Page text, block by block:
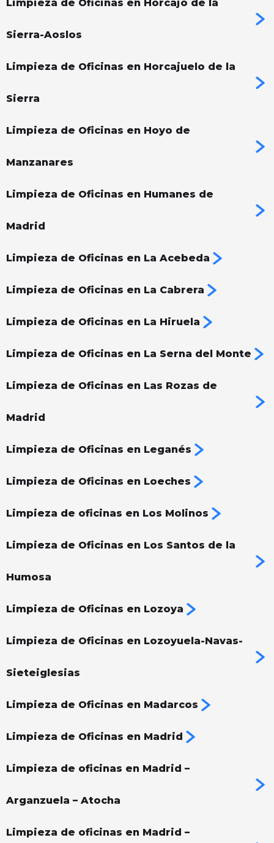
Limpieza de Oficinas en Horcajo de la
Sierra-Aoslos
Limpieza de Oficinas en Horcajuelo de la
Sierra
Limpieza de Oficinas en Hoyo de
Manzanares
Limpieza de Oficinas en Humanes de
Madrid
Limpieza de Oficinas en La Acebeda
Limpieza de Oficinas en La Cabrera
Limpieza de Oficinas en La Hiruela
Limpieza de Oficinas en La Serna del Monte
Limpieza de Oficinas en Las Rozas de
Madrid
Limpieza de Oficinas en Leganés
Limpieza de Oficinas en Loeches
Limpieza de oficinas en Los Molinos
Limpieza de Oficinas en Los Santos de la
Humosa
Limpieza de Oficinas en Lozoya
Limpieza de Oficinas en Lozoyuela-Navas-
Sieteiglesias
Limpieza de Oficinas en Madarcos
Limpieza de Oficinas en Madrid
Limpieza de oficinas en Madrid –
Arganzuela – Atocha
Limpieza de oficinas en Madrid –